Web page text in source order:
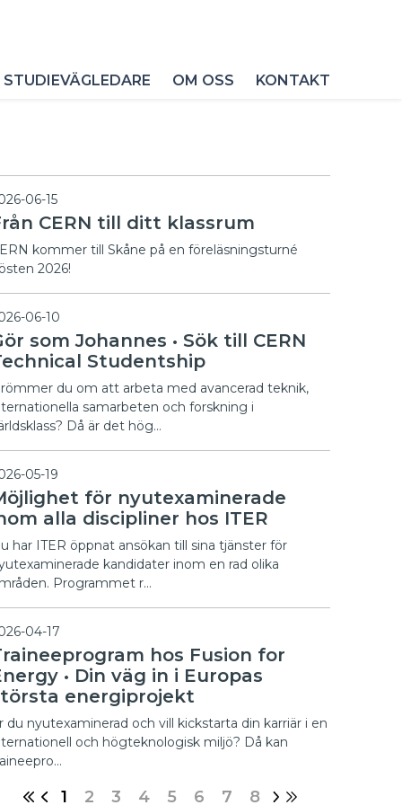
STUDIEVÄGLEDARE OM OSS KONTAKT
06-15
CERN till ditt klassrum
kommer till Skåne på en föreläsningsturné
2026!
06-10
som Johannes • Sök till CERN
Studentship
du om att arbeta med avancerad teknik,
samarbeten och forskning i
Då är det hög…
05-19
för nyutexaminerade
alla discipliner hos ITER
har ITER öppnat ansökan till sina tjänster för
kandidater inom en rad olika
Programmet r…
04-17
hos Fusion for
• Din väg in i Europas
energiprojekt
du nyutexaminerad och vill kickstarta din karriär i en
och högteknologisk miljö? Då kan
1 2 3 4 5 6 7 8